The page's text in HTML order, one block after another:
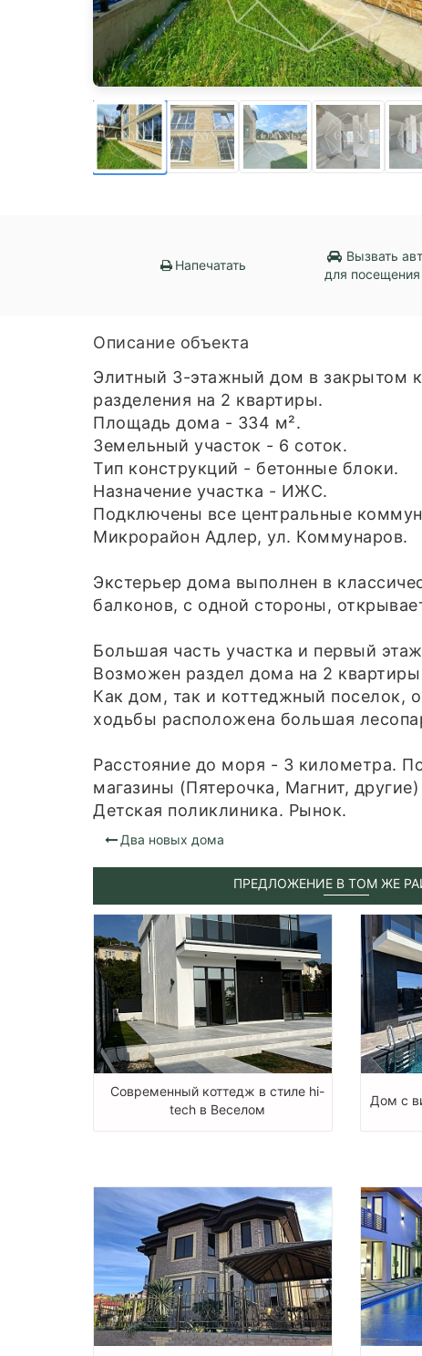
Напечатать
Вызвать
для посещения
Описание объекта
Элитный 3-этажный дом в закрытом
разделения на 2 квартиры.
Площадь дома - 334 м².
Земельный участок - 6 соток.
Тип конструкций - бетонные блоки.
Назначение участка - ИЖС.
Подключены все центральные
Микрорайон Адлер, ул. Коммунаров.
Экстерьер дома выполнен в
балконов, с одной стороны,
Большая часть участка и первый
Возможен раздел дома на 2
Как дом, так и коттеджный поселок,
ходьбы расположена большая
Расстояние до моря - 3 километра.
магазины (Пятерочка, Магнит,
Детская поликлиника. Рынок.
Два новых дома
ПРЕДЛОЖЕНИЕ В ТОМ ЖЕ
Современный коттедж в стиле hi-
tech в Веселом
Дом с